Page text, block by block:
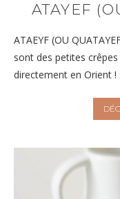
ATAYEF
ATAEYF (OU
sont des petites
directement en Orient !